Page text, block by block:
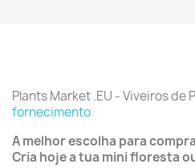
Plants Market .EU - Viveiros
fornecimento
A melhor escolha para
Cria hoje a tua mini floresta